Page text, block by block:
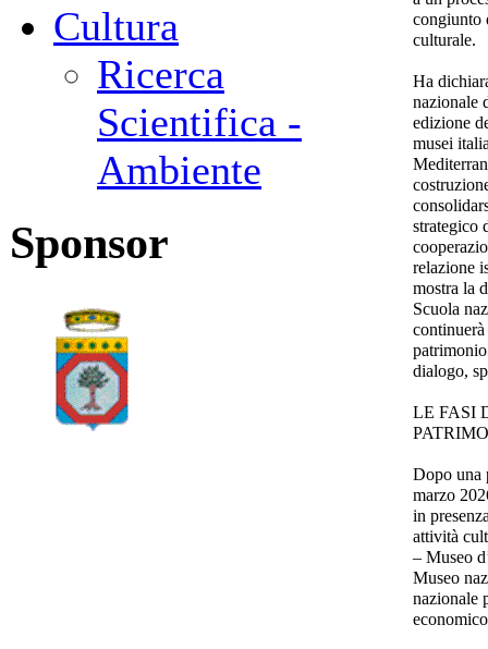
Cultura
Ricerca
Scientifica -
Ambiente
Sponsor
congiunto
culturale.
Ha
nazionale
edizione
musei
strategico
relazione
mostra la
Scuola
dialogo,
LE FASI
Dopo una
marzo
in
attività
– Museo
Museo
nazionale